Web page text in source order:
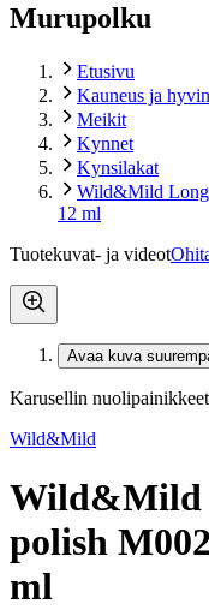
Murupolku
Etusivu
Kauneus ja
Meikit
Kynnet
Kynsilakat
Wild&Mild
12 ml
Tuotekuvat- ja videot
Avaa kuva
Karusellin nuolipainikkeet
Wild&Mild
Wild&Mild
polish
ml